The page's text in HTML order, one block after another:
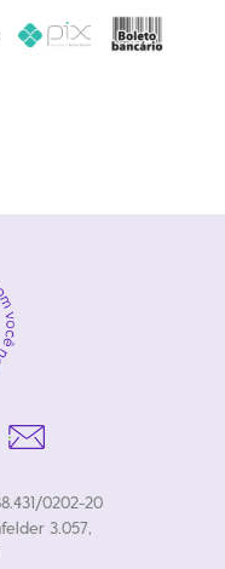
0202-20
3.057,